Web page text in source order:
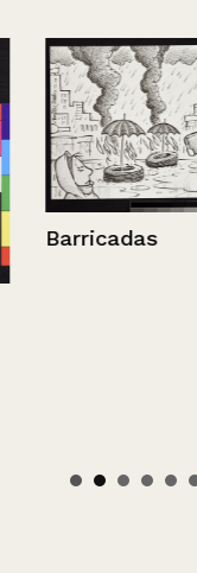
Barricadas